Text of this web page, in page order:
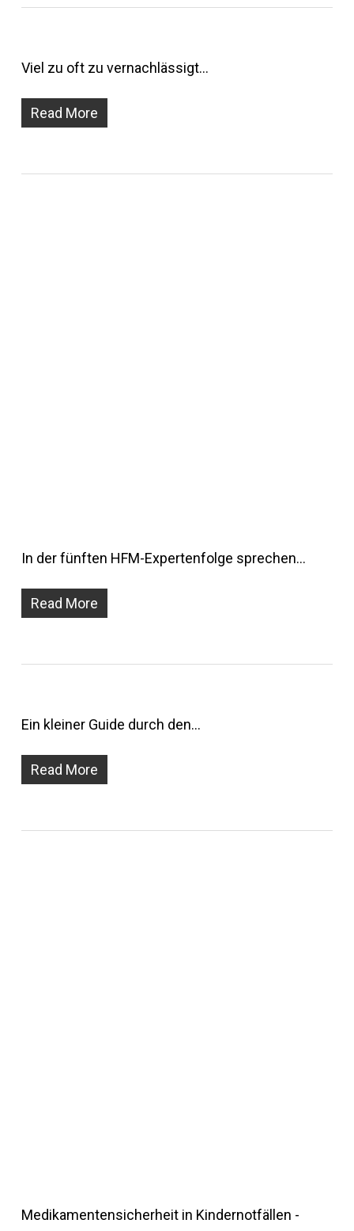
Viel zu oft zu vernachlässigt…
Read More
In der fünften HFM-Expertenfolge sprechen…
Read More
Ein kleiner Guide durch den…
Read More
Medikamentensicherheit in Kindernotfällen -